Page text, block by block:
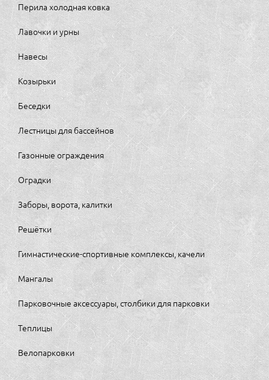
Перила холодная ковка
Лавочки и урны
Навесы
Козырьки
Беседки
Лестницы для бассейнов
Газонные ограждения
Оградки
Заборы, ворота, калитки
Решётки
Гимнастические-спортивные комплексы, качели
Мангалы
Парковочные аксессуары, столбики для парковки
Теплицы
Велопарковки